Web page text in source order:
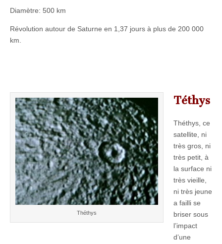
Diamètre: 500 km
Révolution autour de Saturne en 1,37 jours à plus de 200 000
km.
Théthys
Téthys
Théthys, ce
satellite, ni
très gros, ni
très petit, à
la surface ni
très vieille,
ni très jeune
a failli se
briser sous
l’impact
d’une